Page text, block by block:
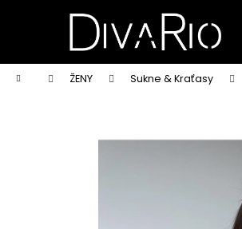
Domov ŽENY Sukne & Kraťasy
í
do
obchodu
do
obchodu